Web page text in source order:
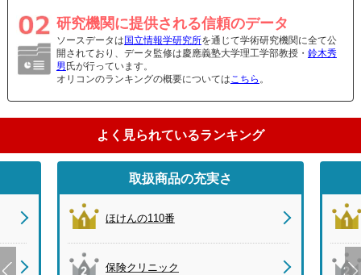
研究機関に提供される信頼のデータ
ソースデータは 国立情報学研究所を通じて学術研究機関に全て公
開されており、データ監修は慶應義塾大学理工学部教授・ 鈴木秀
男 氏が行っています。
オリコンのランキングの概要についてはこちら 。
よく見られているランキング
取扱商品の充実さ
ほけんの110番
保険クリニック